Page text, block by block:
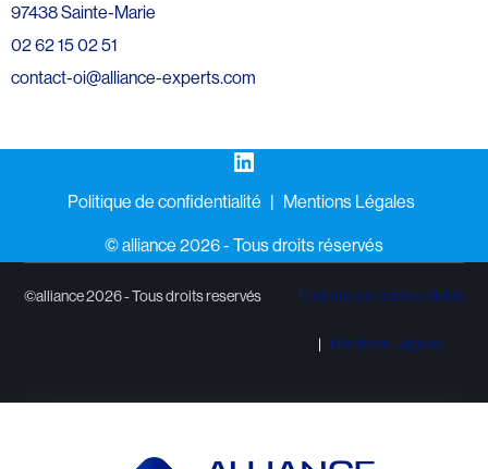
97438 Sainte-Marie
02 62 15 02 51
contact-oi@alliance-experts.com
LinkedIn
Politique de confidentialité Mentions Légales
©️ alliance 2026 - Tous droits réservés
©alliance 2026 - Tous droits reservés Politique de confidentialité
Mentions Légales